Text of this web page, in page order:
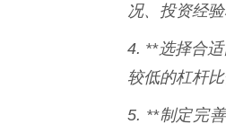
况、投资经
4. **选择合
较低的杠杆
5. **制定完